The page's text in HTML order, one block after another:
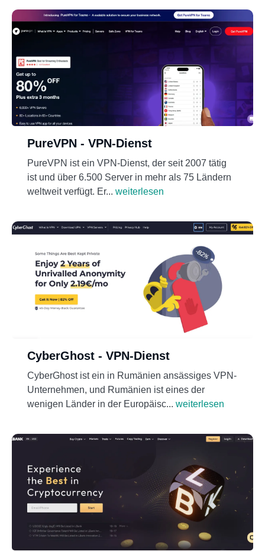
PureVPN - VPN-Dienst
PureVPN ist ein VPN-Dienst, der seit 2007 tätig
ist und über 6.500 Server in mehr als 75 Ländern
weltweit verfügt. Er... weiterlesen
CyberGhost - VPN-Dienst
CyberGhost ist ein in Rumänien ansässiges VPN-
Unternehmen, und Rumänien ist eines der
wenigen Länder in der Europäisc... weiterlesen